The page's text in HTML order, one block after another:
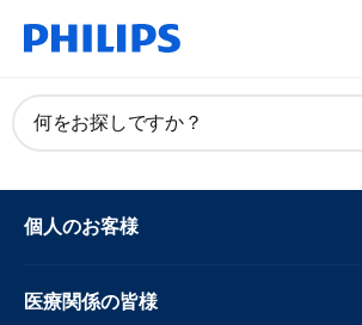
何をお探しですか？
個人のお客様
医療関係の皆様